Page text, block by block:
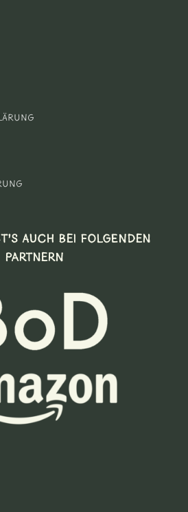
AUCH BEI FOLGENDEN
PARTNERN